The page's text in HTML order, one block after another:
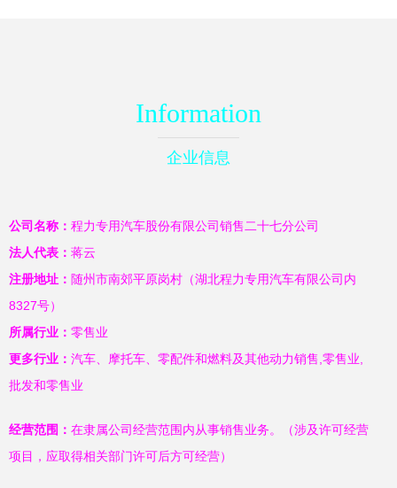
Information
企业信息
公司名称： 程力专用汽车股份有限公司销售二十七分公司
法人代表： 蒋云
注册地址： 随州市南郊平原岗村（湖北程力专用汽车有限公司内
8327号）
所属行业： 零售业
更多行业： 汽车、摩托车、零配件和燃料及其他动力销售,零售业,
批发和零售业
经营范围： 在隶属公司经营范围内从事销售业务。（涉及许可经营
项目，应取得相关部门许可后方可经营）